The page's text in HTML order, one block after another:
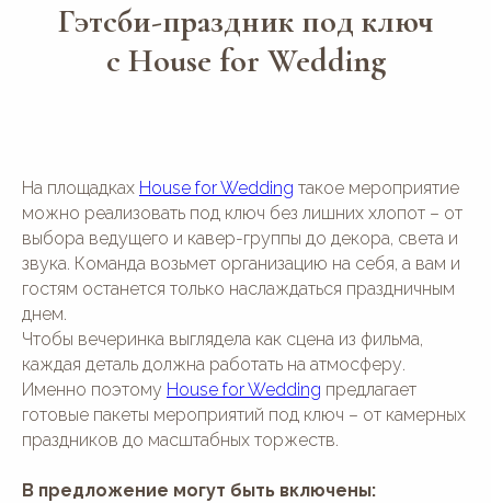
Гэтсби-праздник под ключ
с House for Wedding
На площадках House for Wedding такое мероприятие
можно реализовать под ключ без лишних хлопот – от
выбора ведущего и кавер-группы до декора, света и
звука. Команда возьмет организацию на себя, а вам и
гостям останется только наслаждаться праздничным
днем.
Чтобы вечеринка выглядела как сцена из фильма,
каждая деталь должна работать на атмосферу.
Именно поэтому House for Wedding предлагает
готовые пакеты мероприятий под ключ – от камерных
праздников до масштабных торжеств.
В предложение могут быть включены: